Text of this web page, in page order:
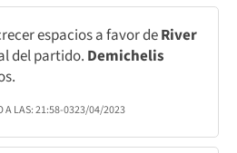
espacios a favor deRiver
del partido. Demichelis
A LAS:21:58-0323/04/2023